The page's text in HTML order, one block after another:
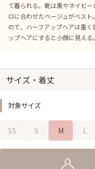
て着られる。靴は黒やネイビ
ロに合わせたベージュがベス
ので、ハーフアップヘアは重
ップヘアにすると小顔に見える。
サイズ・着丈
対象サイズ
SS S M L